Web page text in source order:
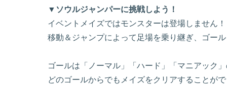
▼ソウルジャンパーに挑戦しよう！
イベントメイズではモンスターは登場しません！
移動＆ジャンプによって足場を乗り継ぎ、ゴー
ゴールは「ノーマル」「ハード」「マニアック
どのゴールからでもメイズをクリアすることが